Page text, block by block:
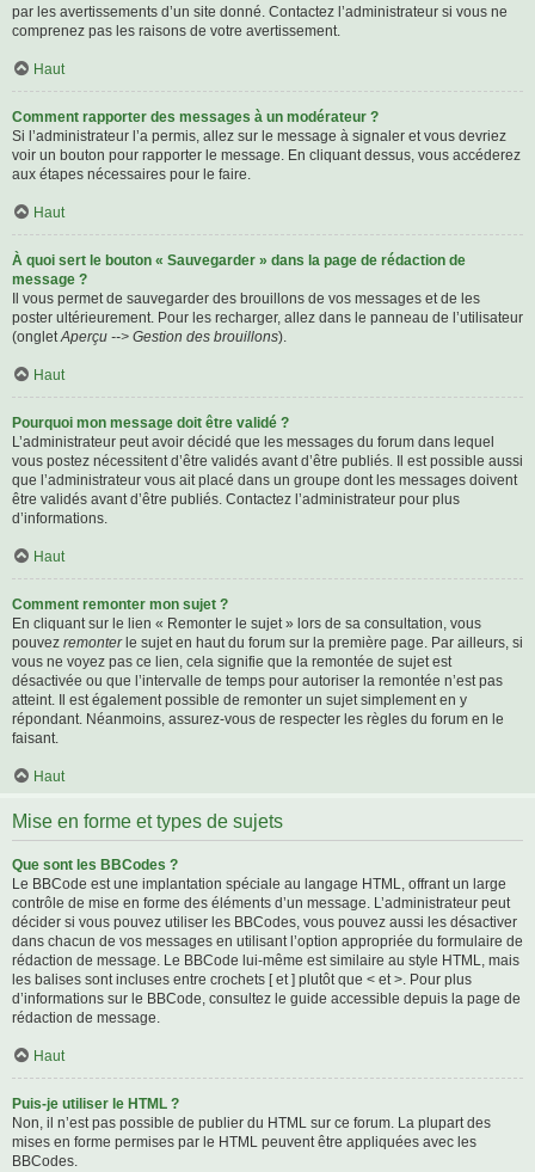
par les avertissements d’un site donné. Contactez l’administrateur si vous ne
comprenez pas les raisons de votre avertissement.
Haut
Comment rapporter des messages à un modérateur ?
Si l’administrateur l’a permis, allez sur le message à signaler et vous devriez
voir un bouton pour rapporter le message. En cliquant dessus, vous accéderez
aux étapes nécessaires pour le faire.
Haut
À quoi sert le bouton « Sauvegarder » dans la page de rédaction de
message ?
Il vous permet de sauvegarder des brouillons de vos messages et de les
poster ultérieurement. Pour les recharger, allez dans le panneau de l’utilisateur
(ongletAperçu --> Gestion des brouillons).
Haut
Pourquoi mon message doit être validé ?
L’administrateur peut avoir décidé que les messages du forum dans lequel
vous postez nécessitent d’être validés avant d’être publiés. Il est possible aussi
que l’administrateur vous ait placé dans un groupe dont les messages doivent
être validés avant d’être publiés. Contactez l’administrateur pour plus
d’informations.
Haut
Comment remonter mon sujet ?
En cliquant sur le lien « Remonter le sujet » lors de sa consultation, vous
pouvez remonterle sujet en haut du forum sur la première page. Par ailleurs, si
vous ne voyez pas ce lien, cela signifie que la remontée de sujet est
désactivée ou que l’intervalle de temps pour autoriser la remontée n’est pas
atteint. Il est également possible de remonter un sujet simplement en y
répondant. Néanmoins, assurez-vous de respecter les règles du forum en le
faisant.
Haut
Mise en forme et types de sujets
Que sont les BBCodes ?
Le BBCode est une implantation spéciale au langage HTML, offrant un large
contrôle de mise en forme des éléments d’un message. L’administrateur peut
décider si vous pouvez utiliser les BBCodes, vous pouvez aussi les désactiver
dans chacun de vos messages en utilisant l’option appropriée du formulaire de
rédaction de message. Le BBCode lui-même est similaire au style HTML, mais
les balises sont incluses entre crochets [ et ] plutôt que < et >. Pour plus
d’informations sur le BBCode, consultez le guide accessible depuis la page de
rédaction de message.
Haut
Puis-je utiliser le HTML ?
Non, il n’est pas possible de publier du HTML sur ce forum. La plupart des
mises en forme permises par le HTML peuvent être appliquées avec les
BBCodes.